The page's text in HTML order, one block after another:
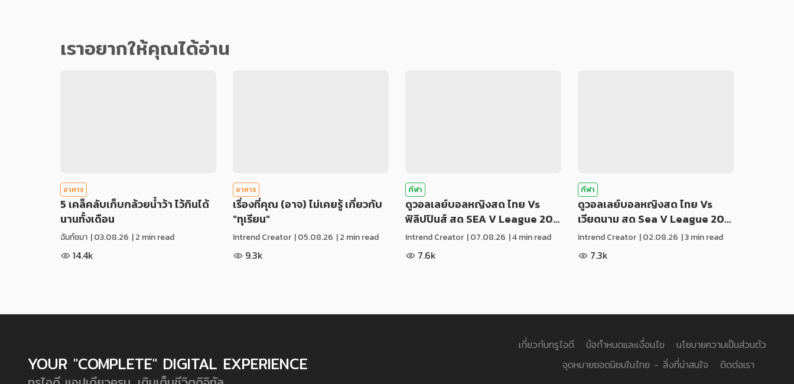
เราอยากให้คุณได้อ่าน
อาหาร
5 เคล็คลับเก็บกล้วยน้ำว้า ไว้กินได้
นานทั้งเดือน
ฉันท์ชมา |03.08.26 | 2 min read
14.4k
อาหาร
เรื่องที่คุณ (อาจ) ไม่เคยรู้ เกี่ยวกับ
"ทุเรียน"
Intrend Creator |05.08.26 | 2 min read
9.3k
กีฬา
ดูวอลเลย์บอลหญิงสด ไทย Vs
ฟิลิปปินส์ สด SEA V League 20…
Intrend Creator |07.08.26 | 4 min read
7.6k
กีฬา
ดูวอลเลย์บอลหญิงสด ไทย Vs
เวียดนาม สด Sea V League 20…
Intrend Creator |02.08.26 | 3 min read
7.3k
YOUR "COMPLETE" DIGITAL EXPERIENCE
เกี่ยวกับทรูไอดี ข้อกำหนดและเงื่อนไข
นโยบายความเป็นส่วนตัว
จุดหมายยอดนิยมในไทย - สิ่งที่น่าสนใจ
ติดต่อเรา